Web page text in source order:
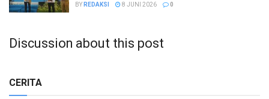
BY REDAKSI 8 JUNI 2026 0
Discussion about this post
CERITA